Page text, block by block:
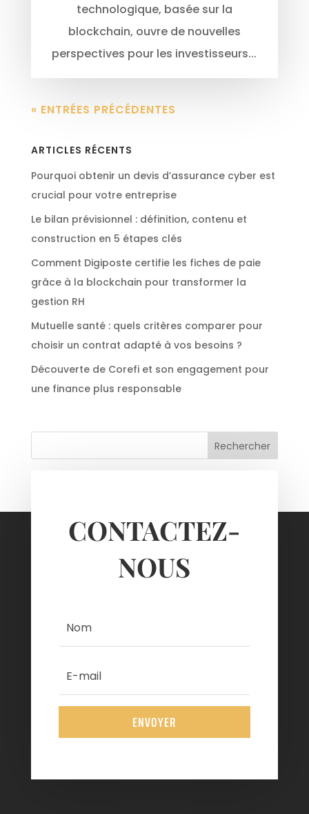
technologique, basée sur la
blockchain, ouvre de nouvelles
perspectives pour les investisseurs...
« ENTRÉES PRÉCÉDENTES
ARTICLES RÉCENTS
Pourquoi obtenir un devis d’assurance cyber est
crucial pour votre entreprise
Le bilan prévisionnel : définition, contenu et
construction en 5 étapes clés
Comment Digiposte certifie les fiches de paie
grâce à la blockchain pour transformer la
gestion RH
Mutuelle santé : quels critères comparer pour
choisir un contrat adapté à vos besoins ?
Découverte de Corefi et son engagement pour
une finance plus responsable
CONTACTEZ-
NOUS
ENVOYER